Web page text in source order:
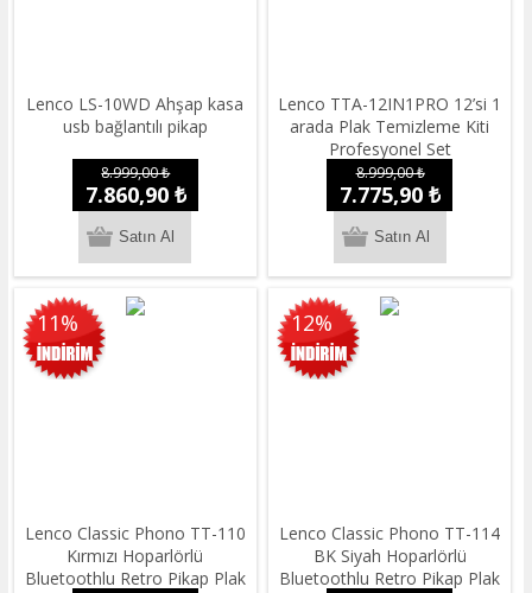
Lenco LS-10WD Ahşap kasa
usb bağlantılı pikap
8.999,00 ₺
7.860,90 ₺
Lenco TTA-12IN1PRO 12’si 1
arada Plak Temizleme Kiti
Profesyonel Set
8.999,00 ₺
7.775,90 ₺
11%
Lenco Classic Phono TT-110
Kırmızı Hoparlörlü
Bluetoothlu Retro Pikap Plak
12%
Lenco Classic Phono TT-114
BK Siyah Hoparlörlü
Bluetoothlu Retro Pikap Plak